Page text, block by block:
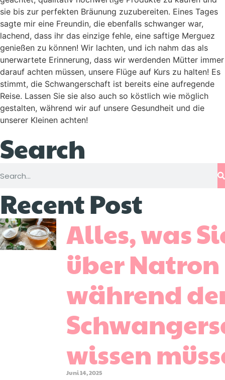
sie bis zur perfekten Bräunung zuzubereiten. Eines Tages
sagte mir eine Freundin, die ebenfalls schwanger war,
lachend, dass ihr das einzige fehle, eine saftige Merguez
genießen zu können! Wir lachten, und ich nahm das als
unerwartete Erinnerung, dass wir werdenden Mütter immer
darauf achten müssen, unsere Flüge auf Kurs zu halten! Es
stimmt, die Schwangerschaft ist bereits eine aufregende
Reise. Lassen Sie sie also auch so köstlich wie möglich
gestalten, während wir auf unsere Gesundheit und die
unserer Kleinen achten!
Search
Recent Post
Alles, was
über Natron
während
wissen
Juni 14, 2025